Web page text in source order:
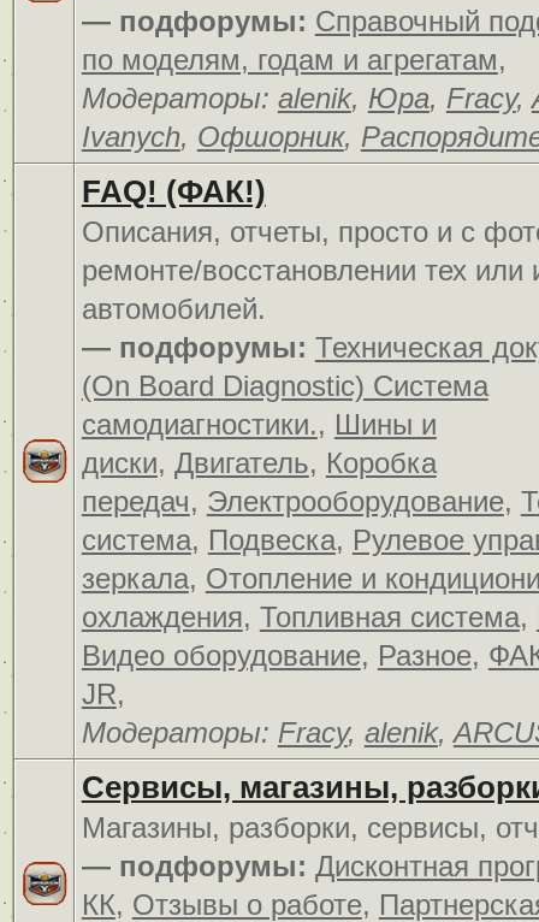
— подфорумы: Справочный
по моделям, годам и агрегатам,
Модераторы: alenik, Юра, Fracy,
Ivanych, Офшорник,
FAQ! (ФАК!)
Описания, отчеты, просто и c
ремонте/восстановлении тех или
автомобилей.
— подфорумы: Техническая
(On Board Diagnostic) Система
самодиагностики., Шины и
диски, Двигатель, Коробка
передач, Электрооборудование,
система, Подвеска, Рулевое
зеркала, Отопление и
охлаждения, Топливная система,
Видео оборудование, Разное,
JR,
Модераторы: Fracy, alenik,
Сервисы, магазины,
Магазины, разборки, сервисы,
— подфорумы: Дисконтная
КК, Отзывы о работе,